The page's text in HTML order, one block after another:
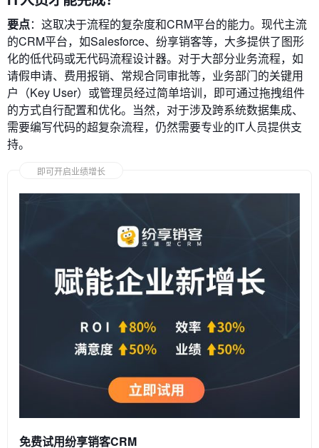
要点：这取决于流程的复杂度和CRM平台的能力。现代主流
的CRM平台，如Salesforce、纷享销客等，大多提供了图形
化的低代码或无代码流程设计器。对于大部分业务流程，如
请假申请、费用报销、常规合同审批等，业务部门的关键用
户（Key User）或管理员经过简单培训，即可通过拖拽组件
的方式自行配置和优化。当然，对于涉及跨系统数据集成、
需要编写代码的超复杂流程，仍然需要专业的IT人员提供支
持。
即可开启业绩增长
免费试用纷享销客CRM